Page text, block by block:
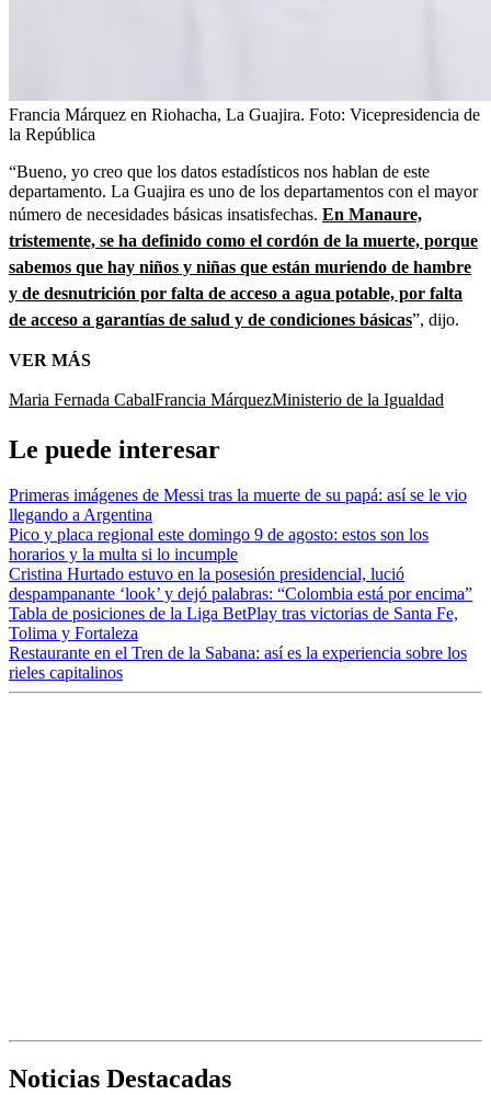
Francia Márquez en Riohacha, La Guajira. Foto: Vicepresidencia de
la República
“Bueno, yo creo que los datos estadísticos nos hablan de este
departamento. La Guajira es uno de los departamentos con el mayor
número de necesidades básicas insatisfechas. En Manaure,
tristemente, se ha definido como el cordón de la muerte, porque
sabemos que hay niños y niñas que están muriendo de hambre
y de desnutrición por falta de acceso a agua potable, por falta
de acceso a garantías de salud y de condiciones básicas”, dijo.
VER MÁS
Maria Fernada CabalFrancia MárquezMinisterio de la Igualdad
Le puede interesar
Primeras imágenes de Messi tras la muerte de su papá: así se le vio
llegando a Argentina
Pico y placa regional este domingo 9 de agosto: estos son los
horarios y la multa si lo incumple
Cristina Hurtado estuvo en la posesión presidencial, lució
despampanante ‘look’ y dejó palabras: “Colombia está por encima”
Tabla de posiciones de la Liga BetPlay tras victorias de Santa Fe,
Tolima y Fortaleza
Restaurante en el Tren de la Sabana: así es la experiencia sobre los
rieles capitalinos
Noticias Destacadas